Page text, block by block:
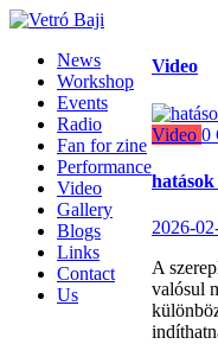
News
Workshop
Events
Radio
Fan for zine
Performance
Video
Gallery
Blogs
Links
Contact
Us
Video
Video 0
hatások
2026-
A
valósul